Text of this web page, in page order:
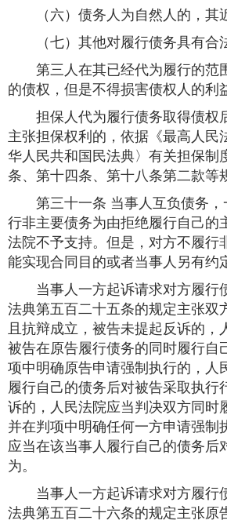
（六）债务人为自然人的，其
（七）其他对履行债务具有合法
第三人在其已经代为履行的范
的债权，但是不得损害债权人的利
担保人代为履行债务取得债权
主张担保权利的，依据《最高人民
华人民共和国民法典〉有关担保制
条、第十四条、第十八条第二款等
第三十一条 当事人互负债务，
行非主要债务为由拒绝履行自己的
法院不予支持。但是，对方不履行
能实现合同目的或者当事人另有约
当事人一方起诉请求对方履行
法典第五百二十五条的规定主张双
且抗辩成立，被告未提起反诉的，
被告在原告履行债务的同时履行自
项中明确原告申请强制执行的，人
履行自己的债务后对被告采取执行
诉的，人民法院应当判决双方同时
并在判项中明确任何一方申请强制
应当在该当事人履行自己的债务后
为。
当事人一方起诉请求对方履行
法典第五百二十六条的规定主张原